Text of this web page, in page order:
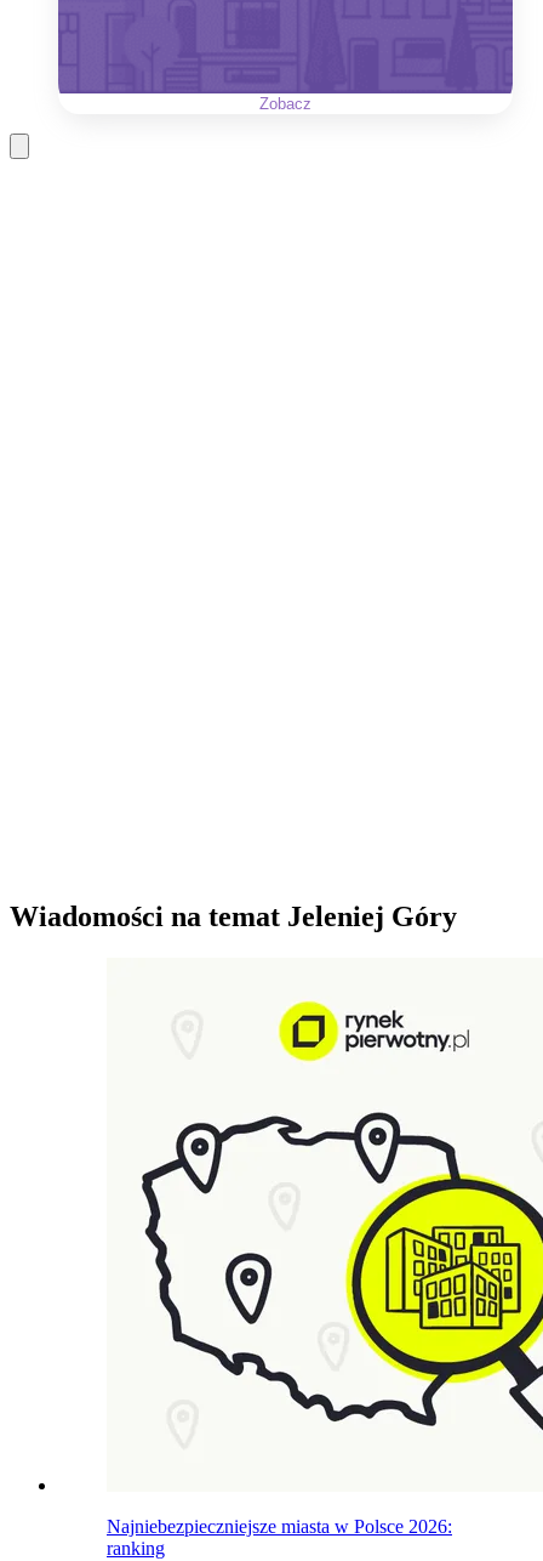
Zobacz
Wiadomości na temat Jeleniej Góry
Najniebezpieczniejsze miasta w Polsce 2026:
ranking